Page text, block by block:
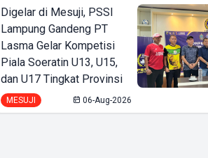
Digelar di Mesuji, PSSI
Lampung Gandeng PT
Lasma Gelar Kompetisi
Piala Soeratin U13, U15,
dan U17 Tingkat Provinsi
MESUJI 06-Aug-2026